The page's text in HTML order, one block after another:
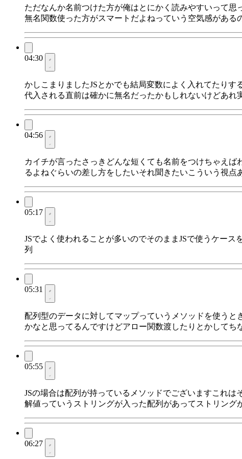
ただなんか名前つけた方が俺はとにかく読みやすいって
無名関数使った方がスマートだよねっていう空気感があ
04:30
かしこまりましたJSとかでも結局変数によく入れてたり
代入される直前は確かに無名だったかもしれないけどあ
04:56
カイチが言ったさっきどんな短くても名前をつけちゃえ
るよねぐらいの差し方をしたいそれ聞きたいこういう視
05:17
JSでよく使われることが多いのでそのままJSで使うケー
列
05:31
配列型のデータに対してマップっていうメソッドを使う
かなと思ってるんですけどアロー関数渡したりとかして
05:55
JSの場合は配列が持っているメソッドでございますこれ
解値っていうストリングが入った配列があってストリン
06:27